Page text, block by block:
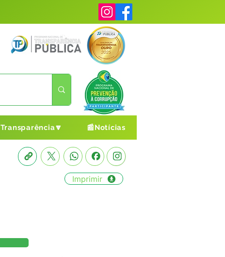
Transparência🔽 📰Notícias
Imprimir